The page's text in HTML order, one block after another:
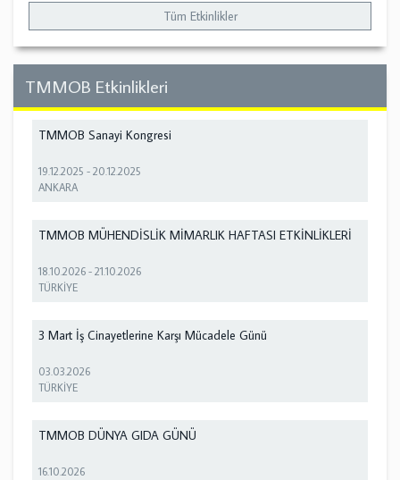
Tüm Etkinlikler
TMMOB Etkinlikleri
TMMOB Sanayi Kongresi
19.12.2025 -20.12.2025
ANKARA
TMMOB MÜHENDİSLİK MİMARLIK HAFTASI ETKİNLİKLERİ
18.10.2026 -21.10.2026
TÜRKİYE
3 Mart İş Cinayetlerine Karşı Mücadele Günü
03.03.2026
TÜRKİYE
TMMOB DÜNYA GIDA GÜNÜ
16.10.2026